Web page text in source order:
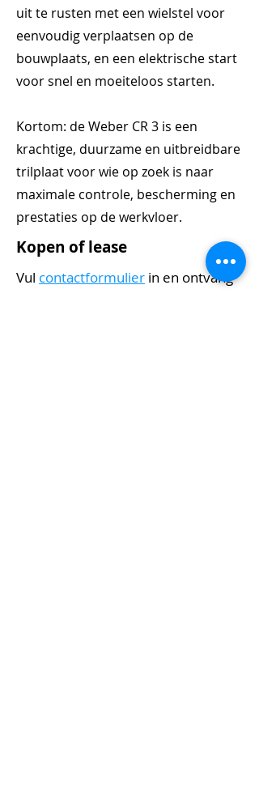
uit te rusten met een wielstel voor
eenvoudig verplaatsen op de
bouwplaats, en een elektrische start
voor snel en moeiteloos starten.
Kortom: de Weber CR 3 is een
krachtige, duurzame en uitbreidbare
trilplaat voor wie op zoek is naar
maximale controle, bescherming en
prestaties op de werkvloer.
Kopen of lease
Vul contactformulier in en ontvang